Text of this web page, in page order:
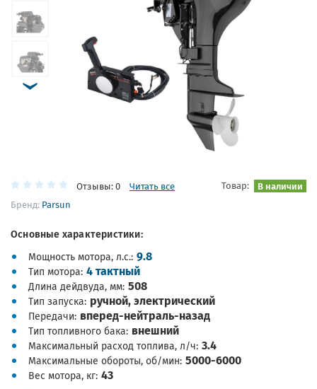
Отзывы: 0 Читать все Товар: В наличии
Бренд: Parsun
Основные характеристики:
Мощность мотора, л.с. 9.8
Тип мотора 4 тактный
Длина дейдвуда, мм 508
Тип запуска ручной, электрический
Передачи вперед-нейтраль-назад
Тип топливного бака внешний
Максимальный расход топлива, л/ч 3.4
Максимальные обороты, об/мин 5000-6000
Вес мотора, кг 43